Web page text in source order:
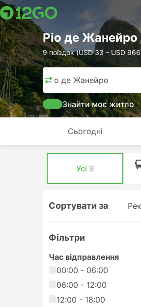
Ріо де Жанейро
9 поїздок (USD 33 – USD
Ріо де Жанейро
Знайти моє житло
Сьогодні
Усі 9
Сортувати за
Фільтри
Час відправлення
00:00 - 06:00
06:00 - 12:00
12:00 - 18:00